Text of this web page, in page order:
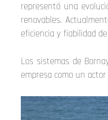
representó una
renovables.
eficiencia y fiabilidad
Los sistemas de
empresa como un